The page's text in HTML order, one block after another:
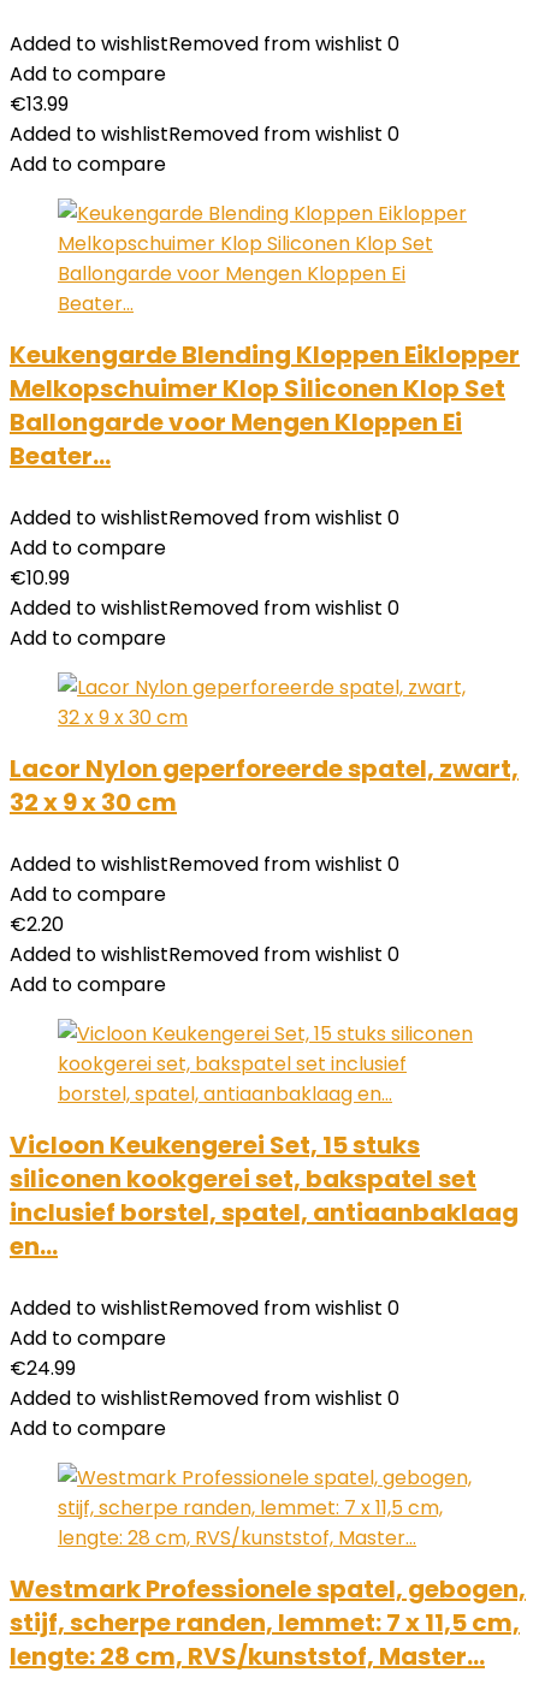
Added to wishlistRemoved from wishlist 0
Add to compare
€13.99
Added to wishlistRemoved from wishlist 0
Add to compare
Keukengarde Blending Kloppen Eiklopper
Melkopschuimer Klop Siliconen Klop Set
Ballongarde voor Mengen Kloppen Ei
Beater…
Added to wishlistRemoved from wishlist 0
Add to compare
€10.99
Added to wishlistRemoved from wishlist 0
Add to compare
Lacor Nylon geperforeerde spatel, zwart,
32 x 9 x 30 cm
Added to wishlistRemoved from wishlist 0
Add to compare
€2.20
Added to wishlistRemoved from wishlist 0
Add to compare
Vicloon Keukengerei Set, 15 stuks
siliconen kookgerei set, bakspatel set
inclusief borstel, spatel, antiaanbaklaag
en…
Added to wishlistRemoved from wishlist 0
Add to compare
€24.99
Added to wishlistRemoved from wishlist 0
Add to compare
Westmark Professionele spatel, gebogen,
stijf, scherpe randen, lemmet: 7 x 11,5 cm,
lengte: 28 cm, RVS/kunststof, Master…